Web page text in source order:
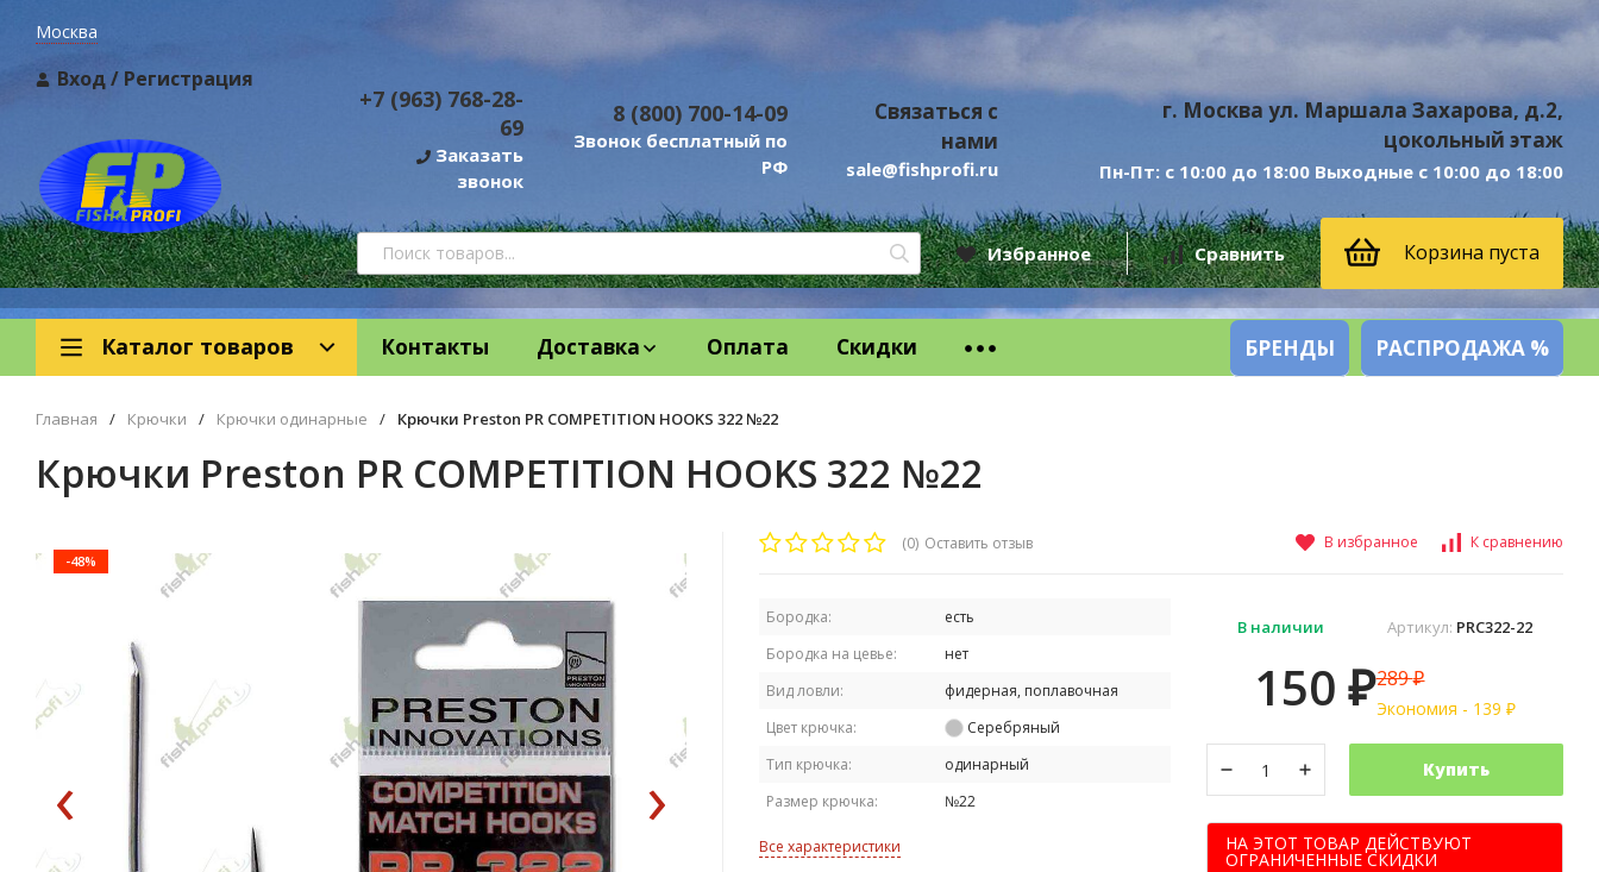
Москва
Вход/ Регистрация
+7 (963) 768-28-
69
Заказать
звонок
8 (800) 700-14-09
Звонок бесплатный по
РФ
Связаться с
нами
sale@fishprofi.ru
г. Москва ул. Маршала Захарова, д.2,
цокольный этаж
Пн-Пт: с 10:00 до 18:00 Выходные с 10:00 до 18:00
Избранное Сравнить Корзина пуста
Каталог товаров Контакты Доставка Оплата Скидки БРЕНДЫ РАСПРОДАЖА %
Главная / Крючки / Крючки одинарные / Крючки Preston PR COMPETITION HOOKS 322 №22
Крючки Preston PR COMPETITION HOOKS 322 №22
-48%
‹ ›
(0) Оставить отзыв В избранное К сравнению
Бородка:
есть
Бородка на цевье:
нет
Вид ловли:
фидерная, поплавочная
Цвет крючка:
Серебряный
Тип крючка:
одинарный
Размер крючка:
№22
Все характеристики
Артикул: PRC322-22
В наличии
150 ₽289₽
Экономия - 139 ₽
Купить
НА ЭТОТ ТОВАР ДЕЙСТВУЮТ
ОГРАНИЧЕННЫЕ СКИДКИ